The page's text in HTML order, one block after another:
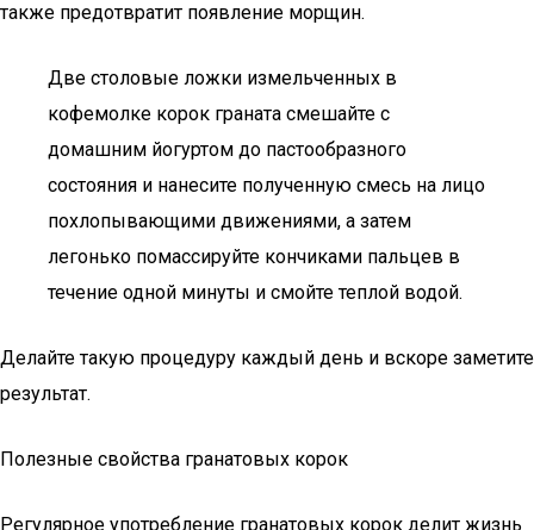
также предотвратит появление морщин.
Две столовые ложки измельченных в
кофемолке корок граната смешайте с
домашним йогуртом до пастообразного
состояния и нанесите полученную смесь на лицо
похлопывающими движениями, а затем
легонько помассируйте кончиками пальцев в
течение одной минуты и смойте теплой водой.
Делайте такую процедуру каждый день и вскоре заметите
результат.
Полезные свойства гранатовых корок
Регулярное употребление гранатовых корок делит жизнь